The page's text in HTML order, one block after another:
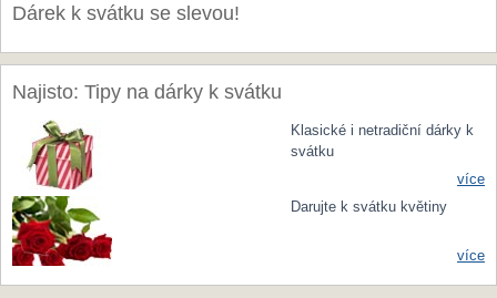
Dárek k svátku se slevou!
Najisto: Tipy na dárky k svátku
Klasické i netradiční dárky k
svátku
více
Darujte k svátku květiny
více